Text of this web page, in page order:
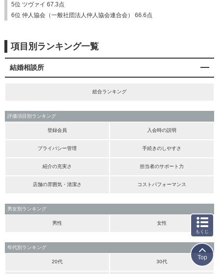
5位 ツヴァイ 67.3点
6位 仲人協会（一般社団法人仲人協会連合会） 66.6点
項目別ランキング一覧
結婚相談所
総合ランキング
評価項目別ランキング
登録会員 入会時の説明
プライバシー管理 手続きのしやすさ
紹介の充実さ 担当者のサポート力
店舗の雰囲気・清潔さ コストパフォーマンス
男女別ランキング
男性 女性
年代別ランキング
20代 30代
もくじ
Top